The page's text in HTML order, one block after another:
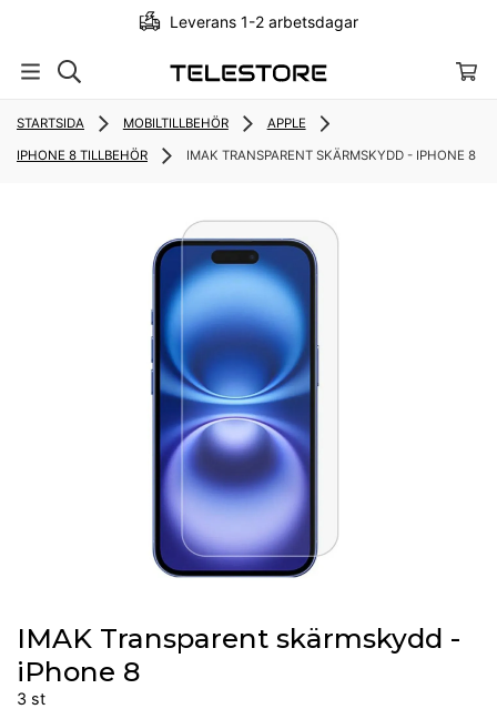
Leverans 1-2 arbetsdagar
STARTSIDA MOBILTILLBEHÖR APPLE
IPHONE 8 TILLBEHÖR IMAK TRANSPARENT SKÄRMSKYDD - IPHONE 8
IMAK Transparent skärmskydd -
iPhone 8
3 st